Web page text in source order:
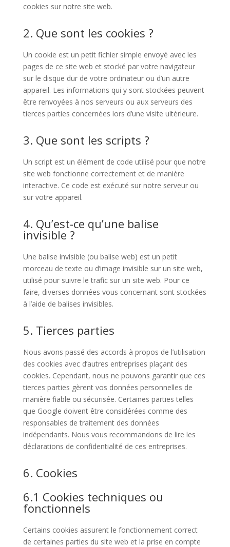
cookies sur notre site web.
2. Que sont les cookies ?
Un cookie est un petit fichier simple envoyé avec les
pages de ce site web et stocké par votre navigateur
sur le disque dur de votre ordinateur ou d’un autre
appareil. Les informations qui y sont stockées peuvent
être renvoyées à nos serveurs ou aux serveurs des
tierces parties concernées lors d’une visite ultérieure.
3. Que sont les scripts ?
Un script est un élément de code utilisé pour que notre
site web fonctionne correctement et de manière
interactive. Ce code est exécuté sur notre serveur ou
sur votre appareil.
4. Qu’est-ce qu’une balise
invisible ?
Une balise invisible (ou balise web) est un petit
morceau de texte ou d’image invisible sur un site web,
utilisé pour suivre le trafic sur un site web. Pour ce
faire, diverses données vous concernant sont stockées
à l’aide de balises invisibles.
5. Tierces parties
Nous avons passé des accords à propos de l’utilisation
des cookies avec d’autres entreprises plaçant des
cookies. Cependant, nous ne pouvons garantir que ces
tierces parties gèrent vos données personnelles de
manière fiable ou sécurisée. Certaines parties telles
que Google doivent être considérées comme des
responsables de traitement des données
indépendants. Nous vous recommandons de lire les
déclarations de confidentialité de ces entreprises.
6. Cookies
6.1 Cookies techniques ou
fonctionnels
Certains cookies assurent le fonctionnement correct
de certaines parties du site web et la prise en compte